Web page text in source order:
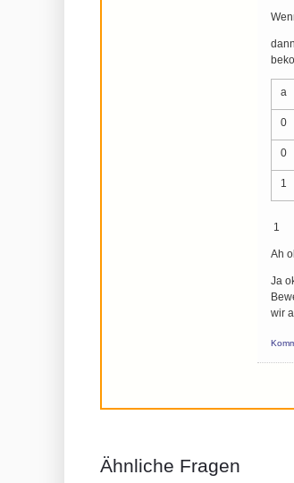
a
0
0
1
1
Ah
Ja
wir
Ähnliche Fragen